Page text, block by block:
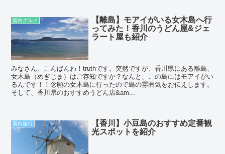
国内グルメ
【離島】モアイがいる女木島へ行
ってみた！香川のうどん屋&ジェ
ラート屋も紹介
みなさん、こんばんわ！truthです。突然ですが、香川県にある離島、
女木島（めぎじま）はご存知ですか？なんと、この島にはモアイがい
るんです！！念願の女木島に行ったので島の雰囲気をお伝えします。
そして、香川県のおすすめうどん店&am...
国内旅行
【香川】小豆島のおすすめ定番観
光スポットを紹介